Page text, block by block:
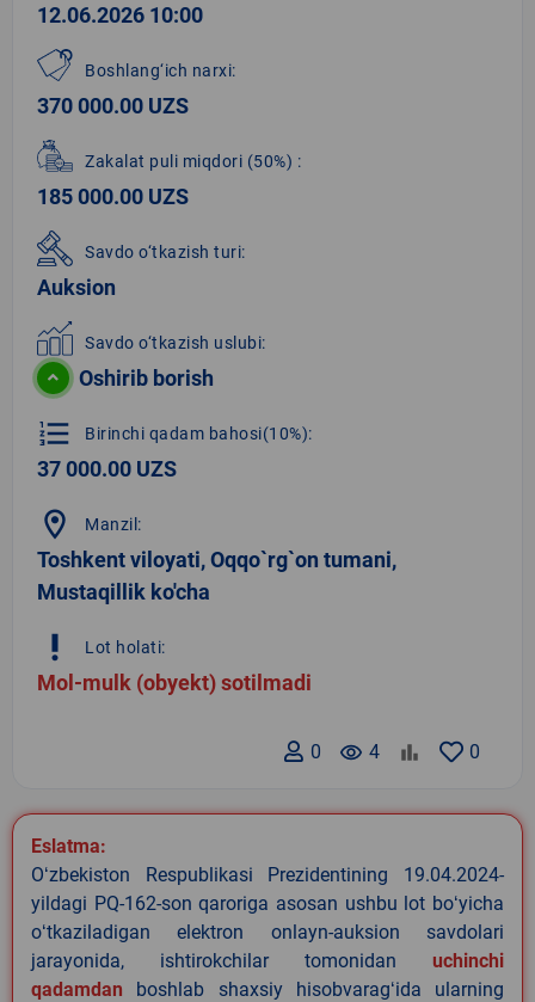
12.06.2026 10:00
Boshlang‘ich narxi:
370 000.00 UZS
Zakalat puli miqdori (50%) :
185 000.00 UZS
Savdo o‘tkazish turi:
Auksion
Savdo o‘tkazish uslubi:
Oshirib borish
format_list_numbered Birinchi qadam bahosi(10%):
37 000.00 UZS
location_on Manzil:
Toshkent viloyati, Oqqo`rg`on tumani,
Mustaqillik ko'cha
priority_high Lot holati:
Mol-mulk (obyekt) sotilmadi
0
remove_red_eye 4
0
Eslatma:
Oʻzbekiston Respublikasi Prezidentining 19.04.2024-
yildagi PQ-162-son qaroriga asosan ushbu lot boʻyicha
oʻtkaziladigan elektron onlayn-auksion savdolari
jarayonida, ishtirokchilar tomonidan uchinchi
qadamdan boshlab shaxsiy hisobvaragʻida ularning